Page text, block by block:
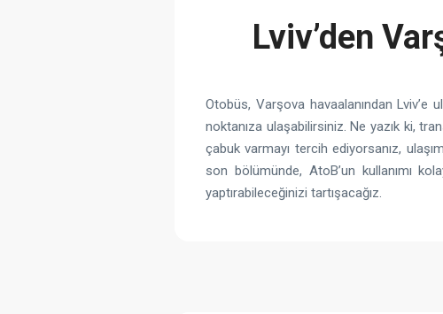
Lviv’den
Otobüs, Varşova havaalanından Lviv’e
noktanıza ulaşabilirsiniz. Ne yazık ki,
çabuk varmayı tercih ediyorsanız,
son bölümünde, AtoB’un kullanımı
yaptırabileceğinizi tartışacağız.